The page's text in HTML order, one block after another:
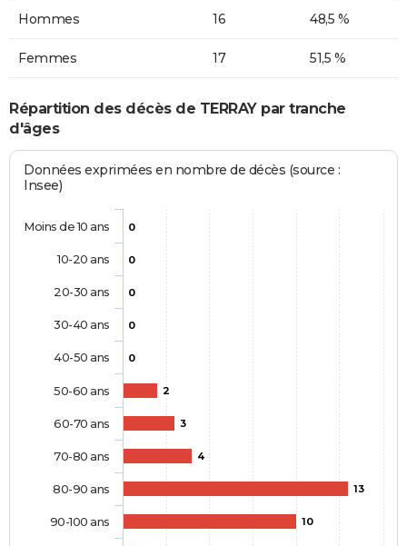
Hommes 16 48,5 %
Femmes 17 51,5 %
Répartition des décès de TERRAY par tranche
d'âges
Données exprimées en nombre de décès (source :
Insee)
0
0
0
0
0
2
3
4
13
10
Moins de 10 ans
10-20 ans
20-30 ans
30-40 ans
40-50 ans
50-60 ans
60-70 ans
70-80 ans
80-90 ans
90-100 ans